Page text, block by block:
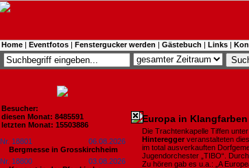
Home | Eventfotos | Fenstergucker werden | Gästebuch | Links |
Besucher:
diesen Monat: 8485591
letzten Monat: 15503886
Nr. 18801
06.08.2026
Bergmesse in Grosskirchheim
Nr. 18800
03.08.2026
Europa in
Die Trachtenkapelle Tiffen
Hinteregger veranstalteten
im total ausverkauften
Jugendorchester „TIBO“.
Zu hören gab es u.a.: „A